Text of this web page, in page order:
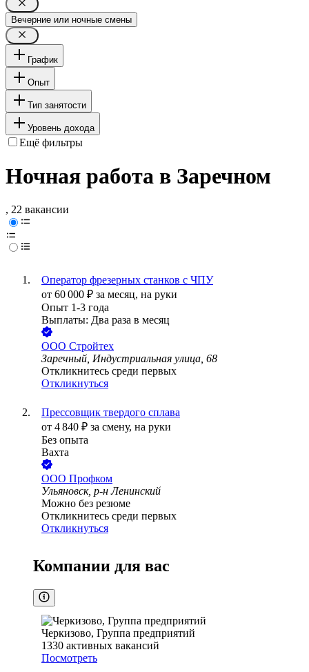
Вечерние или ночные смены
График
Опыт
Тип занятости
Уровень дохода
Ещё фильтры
Ночная работа в Заречном
, 22 вакансии
Оператор фрезерных станков с ЧПУ
от 60 000 ₽ за месяц, на руки
Опыт 1-3 года
Выплаты: Два раза в месяц
ООО Стройтех
Заречный, Индустриальная улица, 68
Откликнитесь среди первых
Откликнуться
Прессовщик твердого сплава
от 4 840 ₽ за смену, на руки
Без опыта
Вахта
ООО Профком
Ульяновск, р-н Ленинский
Можно без резюме
Откликнитесь среди первых
Откликнуться
Компании для вас
Черкизово, Группа предприятий
1330 активных вакансий
Посмотреть